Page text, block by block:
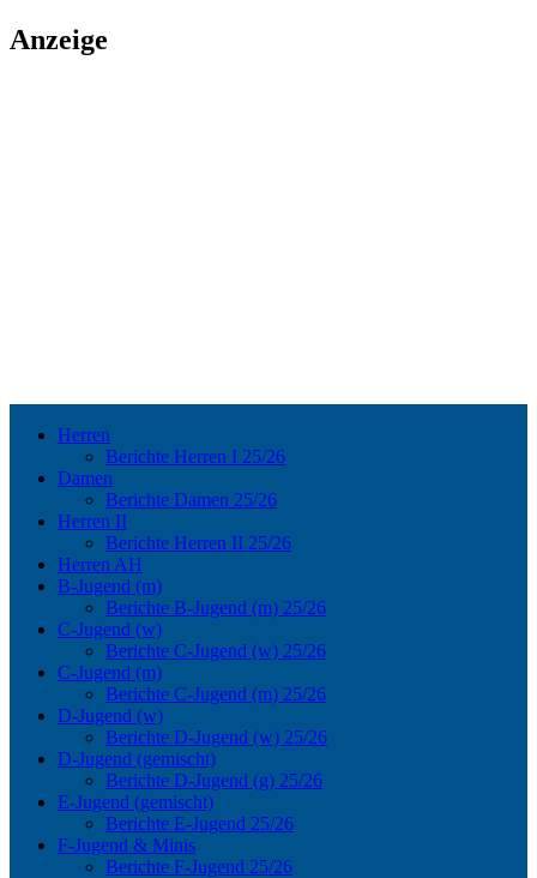
Anzeige
Herren
Berichte Herren I 25/26
Damen
Berichte Damen 25/26
Herren II
Berichte Herren II 25/26
Herren AH
B-Jugend (m)
Berichte B-Jugend (m) 25/26
C-Jugend (w)
Berichte C-Jugend (w) 25/26
C-Jugend (m)
Berichte C-Jugend (m) 25/26
D-Jugend (w)
Berichte D-Jugend (w) 25/26
D-Jugend (gemischt)
Berichte D-Jugend (g) 25/26
E-Jugend (gemischt)
Berichte E-Jugend 25/26
F-Jugend & Minis
Berichte F-Jugend 25/26